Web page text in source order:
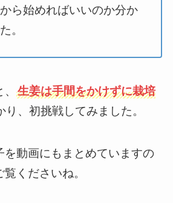
ら始めればいいのか分か
。
生姜は手間をかけずに栽培
り、初挑戦してみました。
を動画にもまとめていますの
くださいね。